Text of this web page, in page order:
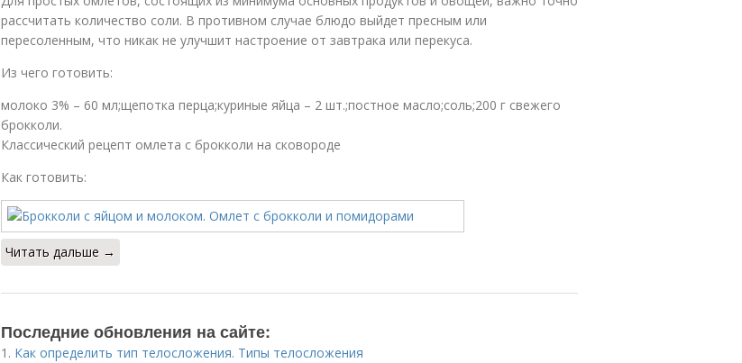
рассчитать количество соли. В противном случае блюдо выйдет пресным или
пересоленным, что никак не улучшит настроение от завтрака или перекуса.
Из чего готовить:
молоко 3% – 60 мл;щепотка перца;куриные яйца – 2 шт.;постное масло;соль;200 г свежего
брокколи.
Классический рецепт омлета с брокколи на сковороде
Как готовить:
Читать дальше →
Последние обновления на сайте:
1. Как определить тип телосложения. Типы телосложения